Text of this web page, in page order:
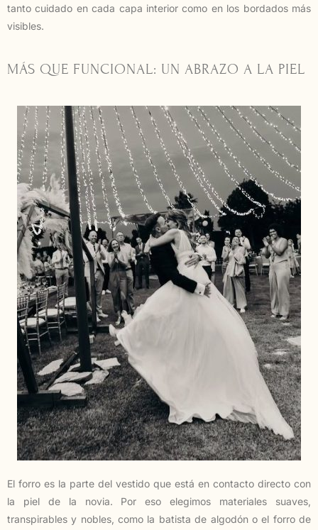
tanto cuidado en cada capa interior como en los bordados más
visibles.
MÁS QUE FUNCIONAL: UN ABRAZO A LA PIEL
El forro es la parte del vestido que está en contacto directo con
la piel de la novia. Por eso elegimos materiales suaves,
transpirables y nobles, como la batista de algodón o el forro de